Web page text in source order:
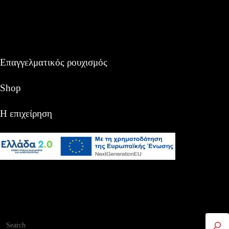
Επαγγελματικός ρουχισμός
Shop
Η επιχείρηση